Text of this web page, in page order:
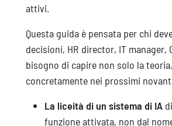
attivi.
Questa guida è pensata per chi
decisioni, HR director, IT manager,
bisogno di capire non solo la
concretamente nei prossimi
La liceità di un sistema di IA
funzione attivata, non dal